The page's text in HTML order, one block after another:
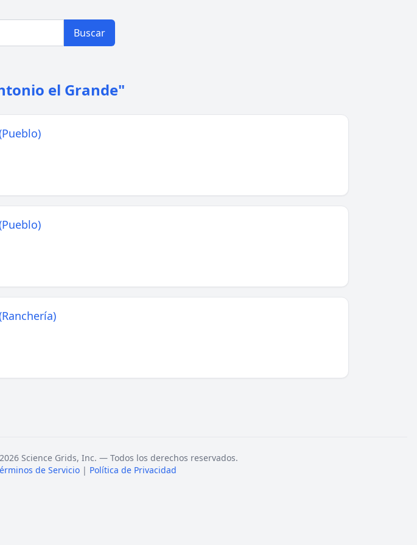
Buscar
el Grande"
Science Grids, Inc. — Todos los derechos reservados.
de Servicio | Política de Privacidad